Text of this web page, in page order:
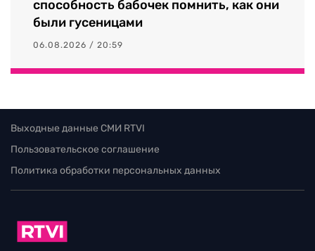
способность бабочек помнить, как они
были гусеницами
06.08.2026 / 20:59
Выходные данные СМИ RTVI
Пользовательское соглашение
Политика обработки персональных данных